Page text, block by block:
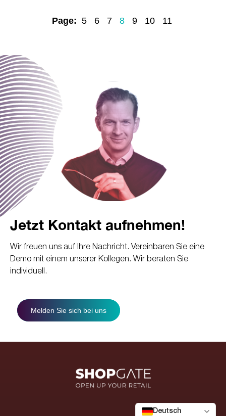
Page: 5 6 7 8 9 10 11
Jetzt Kontakt aufnehmen!
Wir freuen uns auf Ihre Nachricht. Vereinbaren Sie eine
Demo mit einem unserer Kollegen. Wir beraten Sie
individuell.
Melden Sie sich bei uns
Deutsch